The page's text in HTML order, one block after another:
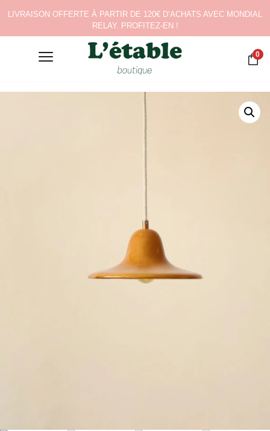
LIVRAISON OFFERTE À PARTIR DE 120€ D’ACHATS AVEC MONDIAL
RELAY. PROFITEZ-EN !
0